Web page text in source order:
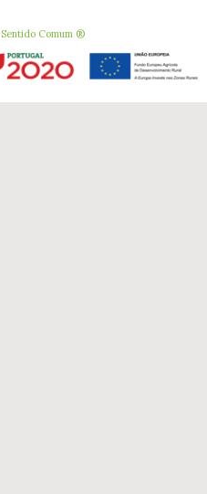
Sentido Comum ®